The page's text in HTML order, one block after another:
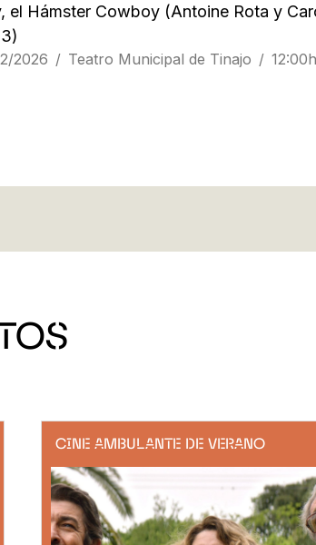
el Hámster Cowboy (Antoine Rota y
2026 Teatro Municipal de Tinajo
CINE AMBULANTE DE VERANO